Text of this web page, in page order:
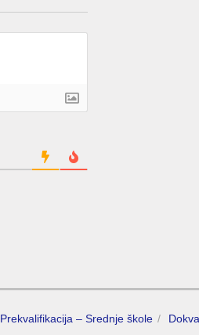
Prekvalifikacija – Srednje škole